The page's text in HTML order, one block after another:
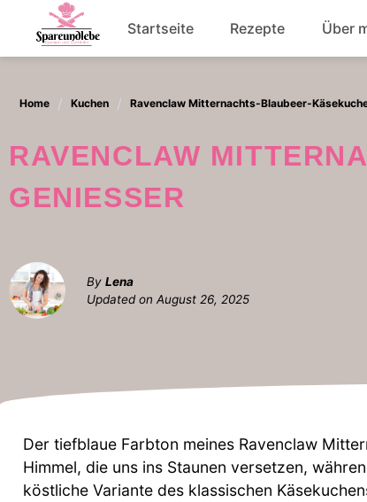
content
Startseite Rezepte Über
Home Kuchen Ravenclaw Mitternachts-Blaubeer-
RAVENCLAW MITTERNACHTS-BLAUBEER-KÄSEKUCHEN FÜR
GENIESSER
By Lena
Updated on August 26, 2025
Der tiefblaue Farbton meines Ravenclaw
Himmel, die uns ins Staunen versetzen,
köstliche Variante des klassischen